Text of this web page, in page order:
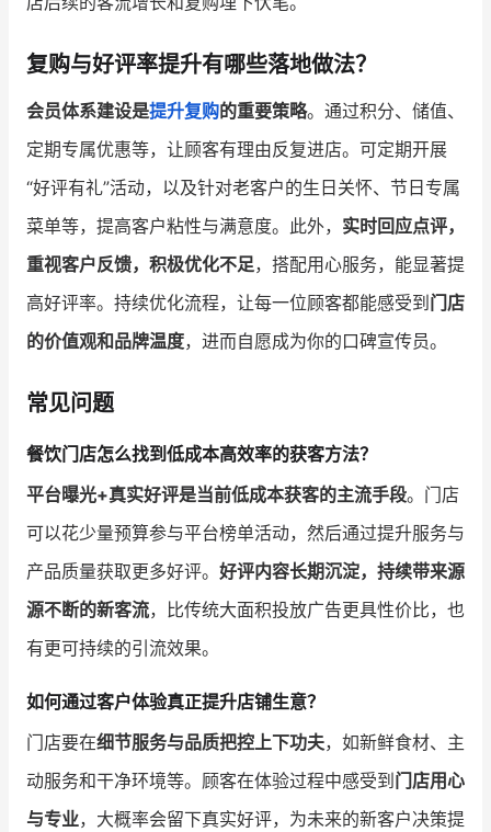
复购与好评率提升有哪些落地做法？
会员体系建设是提升复购的重要策略。通过积分、储值、
定期专属优惠等，让顾客有理由反复进店。可定期开展
“好评有礼”活动，以及针对老客户的生日关怀、节日专属
菜单等，提高客户粘性与满意度。此外， 实时回应点评，
重视客户反馈，积极优化不足，搭配用心服务，能显著提
高好评率。持续优化流程，让每一位顾客都能感受到 门店
的价值观和品牌温度，进而自愿成为你的口碑宣传员。
常见问题
餐饮门店怎么找到低成本高效率的获客方法？
平台曝光+真实好评是当前低成本获客的主流手段。门店
可以花少量预算参与平台榜单活动，然后通过提升服务与
产品质量获取更多好评。 好评内容长期沉淀，持续带来源
源不断的新客流，比传统大面积投放广告更具性价比，也
有更可持续的引流效果。
如何通过客户体验真正提升店铺生意？
门店要在细节服务与品质把控上下功夫，如新鲜食材、主
动服务和干净环境等。顾客在体验过程中感受到 门店用心
与专业，大概率会留下真实好评，为未来的新客户决策提